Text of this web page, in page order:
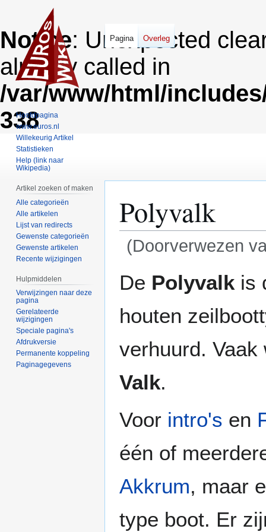
Notice: Unexpected
already called in
/var/www/html/
338
Polyvalk
(Doorverwezen
navigatie
zoeken
De Polyvalk is
houten
verhuurd.
Valk.
Voor intro's en
één of
Akkrum, maar
type boot. Er
Pagina Overleg
Hoofdpagina
www.euros.nl
Willekeurig Artikel
Statistieken
Help (link naar
Wikipedia)
Artikel zoeken of maken
Alle categorieën
Alle artikelen
Lijst van redirects
Gewenste categorieën
Gewenste artikelen
Recente wijzigingen
Hulpmiddelen
Verwijzingen naar deze
pagina
Gerelateerde
wijzigingen
Speciale pagina's
Afdrukversie
Permanente koppeling
Paginagegevens